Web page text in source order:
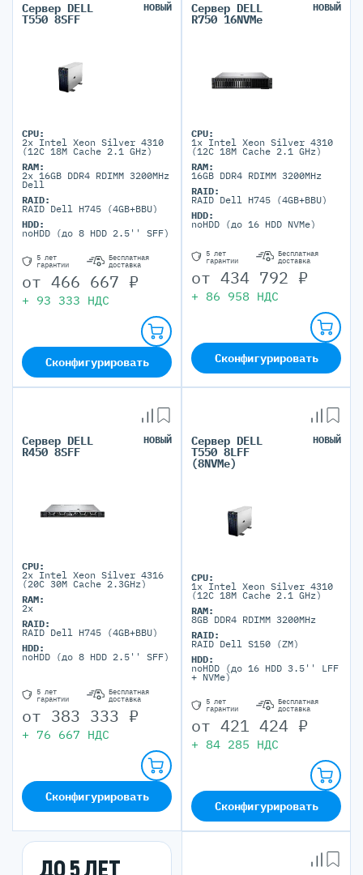
Сервер DELL
T550 8SFF
НОВЫЙ
CPU:
2x Intel Xeon Silver 4310
(12C 18M Cache 2.1 GHz)
RAM:
2x 16GB DDR4 RDIMM 3200MHz
Dell
RAID:
RAID Dell H745 (4GB+BBU)
HDD:
noHDD (до 8 HDD 2.5'' SFF)
5 лет
гарантии
Бесплатная
доставка
от 466 667 ₽
+ 93 333 НДС
Сконфигурировать
Сервер DELL
R750 16NVMe
НОВЫЙ
CPU:
1x Intel Xeon Silver 4310
(12C 18M Cache 2.1 GHz)
RAM:
16GB DDR4 RDIMM 3200MHz
RAID:
RAID Dell H745 (4GB+BBU)
HDD:
noHDD (до 16 HDD NVMe)
5 лет
гарантии
Бесплатная
доставка
от 434 792 ₽
+ 86 958 НДС
Сконфигурировать
Сервер DELL
R450 8SFF
НОВЫЙ
CPU:
2x Intel Xeon Silver 4316
(20C 30M Cache 2.3GHz)
RAM:
2x
RAID:
RAID Dell H745 (4GB+BBU)
HDD:
noHDD (до 8 HDD 2.5'' SFF)
5 лет
гарантии
Бесплатная
доставка
от 383 333 ₽
+ 76 667 НДС
Сконфигурировать
Сервер DELL
T550 8LFF
(8NVMe)
НОВЫЙ
CPU:
1x Intel Xeon Silver 4310
(12C 18M Cache 2.1 GHz)
RAM:
8GB DDR4 RDIMM 3200MHz
RAID:
RAID Dell S150 (ZM)
HDD:
noHDD (до 16 HDD 3.5'' LFF
+ NVMe)
5 лет
гарантии
Бесплатная
доставка
от 421 424 ₽
+ 84 285 НДС
Сконфигурировать